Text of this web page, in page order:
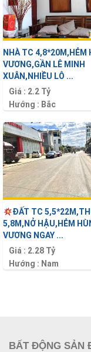
NHÀ TC 4,8*20M,HẺM
VƯƠNG,GẦN LÊ MINH
XUÂN,NHIỀU LÔ ...
Giá : 2.2 Tỷ
Hướng : Bắc
ĐẤT TC
5,8M,NỞ HẬU,HẺM
VƯƠNG NGAY ...
Giá : 2.28 Tỷ
Hướng : Nam
BẤT ĐỘNG SẢN